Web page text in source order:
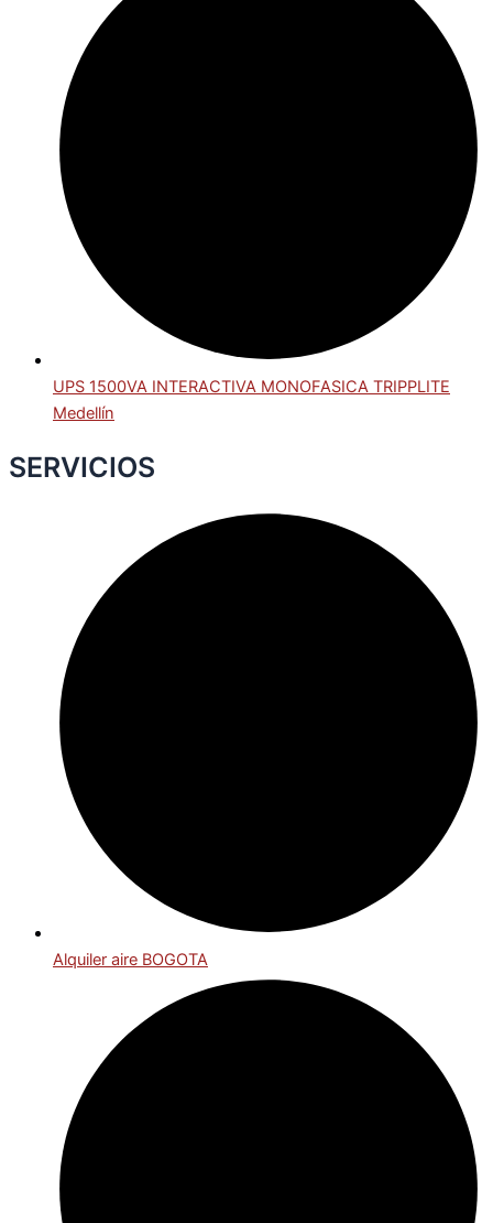
UPS 1500VA INTERACTIVA MONOFASICA TRIPPLITE
Medellín
SERVICIOS
Alquiler aire BOGOTA